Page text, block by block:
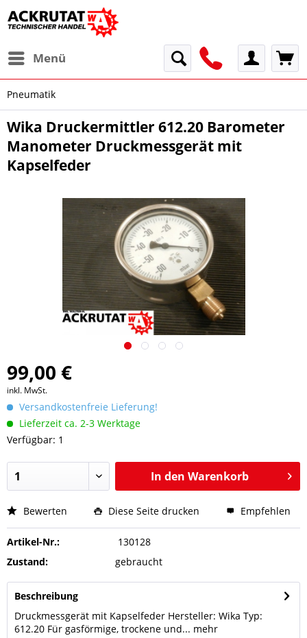
Menü
Pneumatik
Wika Druckermittler 612.20 Barometer
Manometer Druckmessgerät mit
Kapselfeder
99,00 €
inkl. MwSt.
Versandkostenfreie Lieferung!
Lieferzeit ca. 2-3 Werktage
Verfügbar: 1
In den Warenkorb
Bewerten Diese Seite drucken Empfehlen
Artikel-Nr.:
130128
Zustand:
gebraucht
Beschreibung
Druckmessgerät mit Kapselfeder Hersteller: Wika Typ:
612.20 Für gasförmige, trockene und... mehr